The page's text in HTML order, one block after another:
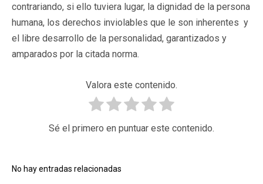
contrariando, si ello tuviera lugar, la dignidad de la persona
humana, los derechos inviolables que le son inherentes y
el libre desarrollo de la personalidad, garantizados y
amparados por la citada norma.
Valora este contenido.
Sé el primero en puntuar este contenido.
No hay entradas relacionadas